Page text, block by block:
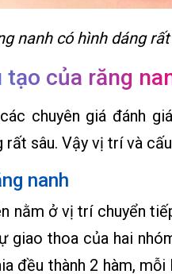
nanh có hình dáng
tạo của răng
chuyên giá đánh
rất sâu. Vậy vị trí và
nanh
nằm ở vị trí chuyển
giao thoa của hai
đều thành 2 hàm,